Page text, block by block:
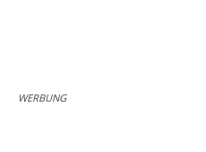
WERBUNG